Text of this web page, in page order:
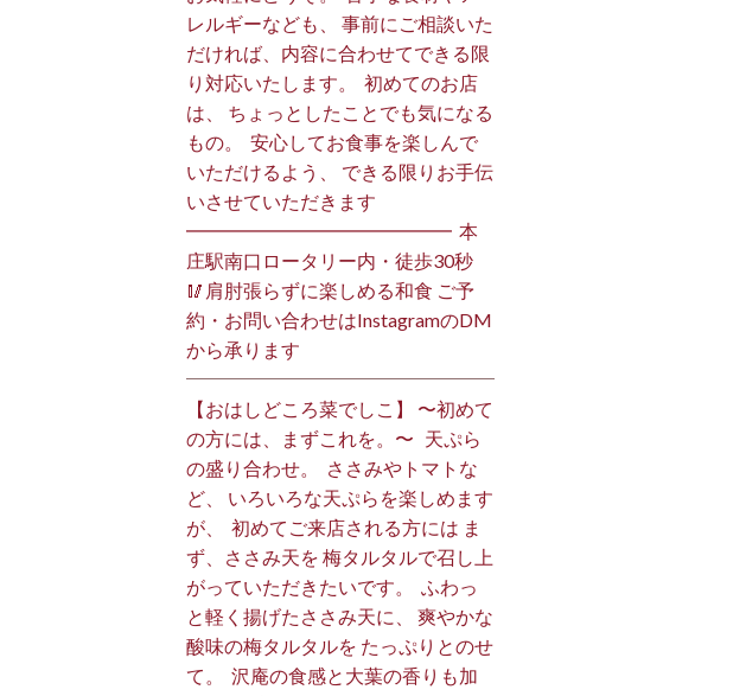
レルギーなども、 事前にご相談いた
だければ、内容に合わせてできる限
り対応いたします。 ⁡ 初めてのお店
は、 ちょっとしたことでも気になる
もの。 ⁡ 安心してお食事を楽しんで
いただけるよう、 できる限りお手伝
いさせていただきます️ ⁡
━━━━━━━━━━━━━━ ⁡ 本
庄駅南口ロータリー内・徒歩30秒
🥢肩肘張らずに楽しめる和食 ご予
約・お問い合わせはInstagramのDM
から承ります ⁡
【おはしどころ菜でしこ】 〜初めて
の方には、まずこれを。〜 ⁡ ⁡ 天ぷら
の盛り合わせ。 ⁡ ささみやトマトな
ど、 いろいろな天ぷらを楽しめます
が、 ⁡ 初めてご来店される方には ま
ず、ささみ天を 梅タルタルで召し上
がっていただきたいです。 ⁡ ふわっ
と軽く揚げたささみ天に、 爽やかな
酸味の梅タルタルを たっぷりとのせ
て。 ⁡ 沢庵の食感と大葉の香りも加